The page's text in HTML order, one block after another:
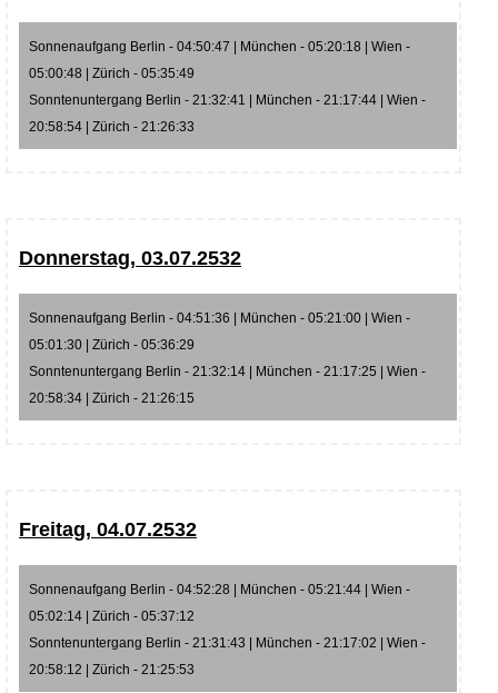
Sonnenaufgang Berlin - 04:50:47 | München - 05:20:18 | Wien -
05:00:48 | Zürich - 05:35:49
Sonntenuntergang Berlin - 21:32:41 | München - 21:17:44 | Wien -
20:58:54 | Zürich - 21:26:33
Donnerstag, 03.07.2532
Sonnenaufgang Berlin - 04:51:36 | München - 05:21:00 | Wien -
05:01:30 | Zürich - 05:36:29
Sonntenuntergang Berlin - 21:32:14 | München - 21:17:25 | Wien -
20:58:34 | Zürich - 21:26:15
Freitag, 04.07.2532
Sonnenaufgang Berlin - 04:52:28 | München - 05:21:44 | Wien -
05:02:14 | Zürich - 05:37:12
Sonntenuntergang Berlin - 21:31:43 | München - 21:17:02 | Wien -
20:58:12 | Zürich - 21:25:53